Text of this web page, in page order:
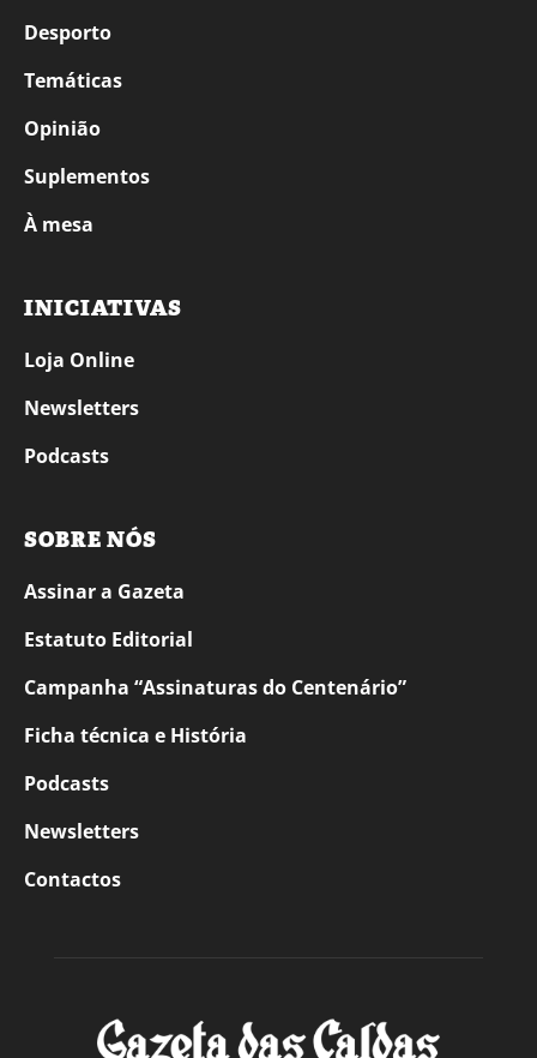
Desporto
Temáticas
Opinião
Suplementos
À mesa
INICIATIVAS
Loja Online
Newsletters
Podcasts
SOBRE NÓS
Assinar a Gazeta
Estatuto Editorial
Campanha “Assinaturas do Centenário”
Ficha técnica e História
Podcasts
Newsletters
Contactos